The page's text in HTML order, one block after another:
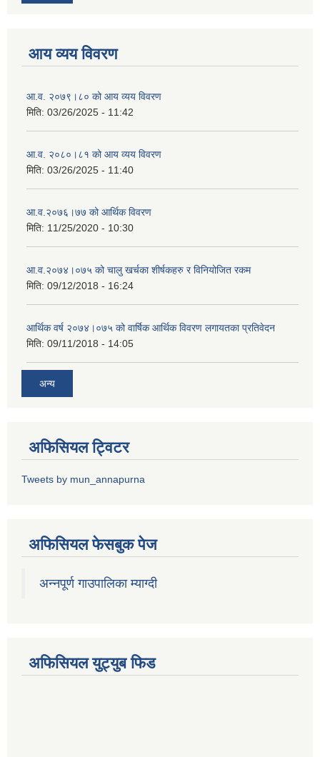
आय व्यय विवरण
आ.व. २०७९।८० को आय व्यय विवरण
मिति: 03/26/2025 - 11:42
आ.व. २०८०।८१ को आय व्यय विवरण
मिति: 03/26/2025 - 11:40
आ.व.२०७६।७७ को आर्थिक विवरण
मिति: 11/25/2020 - 10:30
आ.व.२०७४।०७५ को चालु खर्चका शीर्षकहरु र विनियोजित रकम
मिति: 09/12/2018 - 16:24
आर्थिक वर्ष २०७४।०७५ को वार्षिक आर्थिक विवरण लगायतका प्रतिवेदन
मिति: 09/11/2018 - 14:05
अन्य
अफिसियल ट्विटर
Tweets by mun_annapurna
अफिसियल फेसबुक पेज
अन्नपूर्ण गाउपालिका म्याग्दी
अफिसियल युट्युब फिड